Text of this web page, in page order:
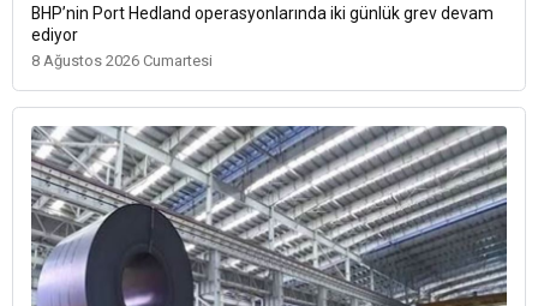
BHP’nin Port Hedland operasyonlarında iki günlük grev devam
ediyor
8 Ağustos 2026 Cumartesi